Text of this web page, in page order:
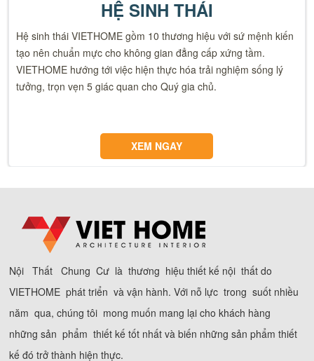
HỆ SINH THÁI
Hệ sinh thái VIETHOME gồm 10 thương hiệu với sứ mệnh kiến
tạo nên chuẩn mực cho không gian đẳng cấp xứng tầm.
VIETHOME hướng tới việc hiện thực hóa trải nghiệm sống lý
tưởng, trọn vẹn 5 giác quan cho Quý gia chủ.
XEM NGAY
Nội Thất Chung Cư là thương hiệu thiết kế nội thất do
VIETHOME phát triển và vận hành. Với nỗ lực trong suốt nhiều
năm qua, chúng tôi mong muốn mang lại cho khách hàng
những sản phẩm thiết kế tốt nhất và biến những sản phẩm thiết
kế đó trở thành hiện thực.